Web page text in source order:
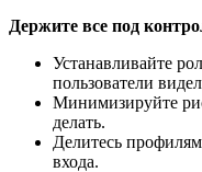
Держите все под
Устанавливайте
пользователи
Минимизируйте
делать.
Делитесь
входа.